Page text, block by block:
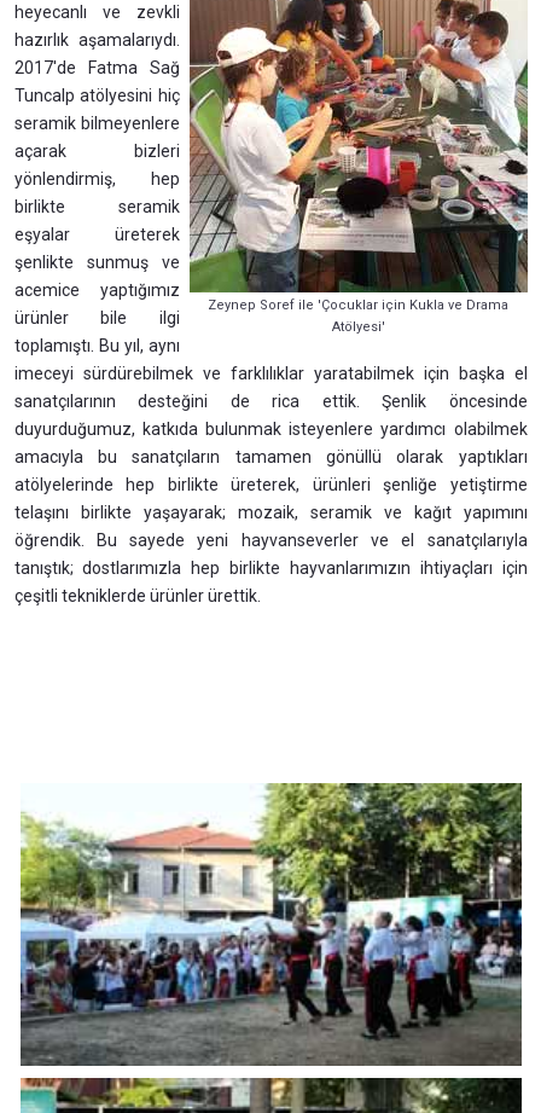
Zeynep Soref ile 'Çocuklar için Kukla ve Drama
Atölyesi'
heyecanlı ve zevkli
hazırlık aşamalarıydı.
2017'de Fatma Sağ
Tuncalp atölyesini hiç
seramik bilmeyenlere
açarak bizleri
yönlendirmiş, hep
birlikte seramik
eşyalar üreterek
şenlikte sunmuş ve
acemice yaptığımız
ürünler bile ilgi
toplamıştı. Bu yıl, aynı
imeceyi sürdürebilmek ve farklılıklar yaratabilmek için başka el
sanatçılarının desteğini de rica ettik. Şenlik öncesinde
duyurduğumuz, katkıda bulunmak isteyenlere yardımcı olabilmek
amacıyla bu sanatçıların tamamen gönüllü olarak yaptıkları
atölyelerinde hep birlikte üreterek, ürünleri şenliğe yetiştirme
telaşını birlikte yaşayarak; mozaik, seramik ve kağıt yapımını
öğrendik. Bu sayede yeni hayvanseverler ve el sanatçılarıyla
tanıştık; dostlarımızla hep birlikte hayvanlarımızın ihtiyaçları için
çeşitli tekniklerde ürünler ürettik.